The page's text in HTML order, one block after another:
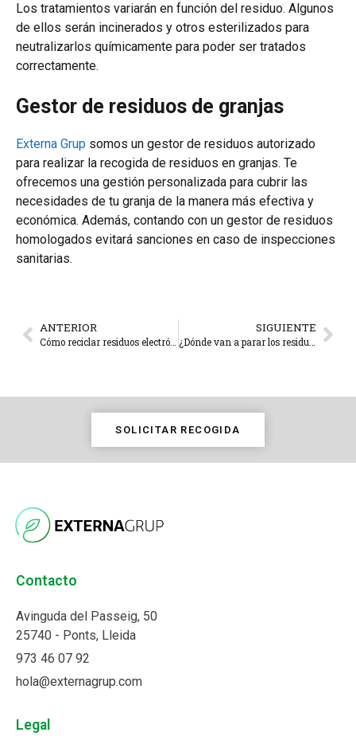
Los tratamientos variarán en función del residuo. Algunos
de ellos serán incinerados y otros esterilizados para
neutralizarlos químicamente para poder ser tratados
correctamente.
Gestor de residuos de granjas
Externa Grup somos un gestor de residuos autorizado
para realizar la recogida de residuos en granjas. Te
ofrecemos una gestión personalizada para cubrir las
necesidades de tu granja de la manera más efectiva y
económica. Además, contando con un gestor de residuos
homologados evitará sanciones en caso de inspecciones
sanitarias.
ANTERIOR
Cómo reciclar residuos electrónicos RAEE
SIGUIENTE
¿Dónde van a parar los residuos electrónicos?
SOLICITAR RECOGIDA
Contacto
Avinguda del Passeig, 50
25740 - Ponts, Lleida
973 46 07 92
hola@externagrup.com
Legal